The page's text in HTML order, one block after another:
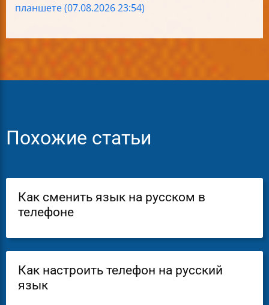
планшете (07.08.2026 23:54)
Похожие статьи
Как сменить язык на русском в
телефоне
Как настроить телефон на русский
язык